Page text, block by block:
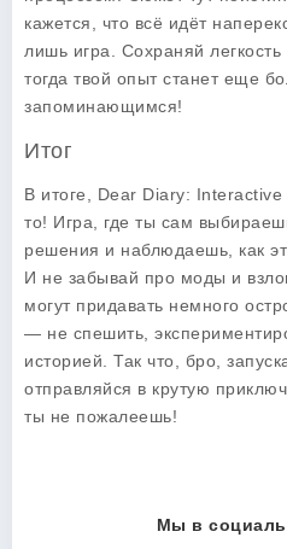
кажется, что всё идёт
лишь игра. Сохраняй
тогда твой опыт станет еще
запоминающимся!
Итог
В итоге, Dear Diary: Interactive
то! Игра, где ты сам
решения и наблюдаешь, как
И не забывай про моды и
могут придавать немного
— не спешить,
историей. Так что, бро,
отправляйся в крутую
ты не пожалеешь!
Мы в